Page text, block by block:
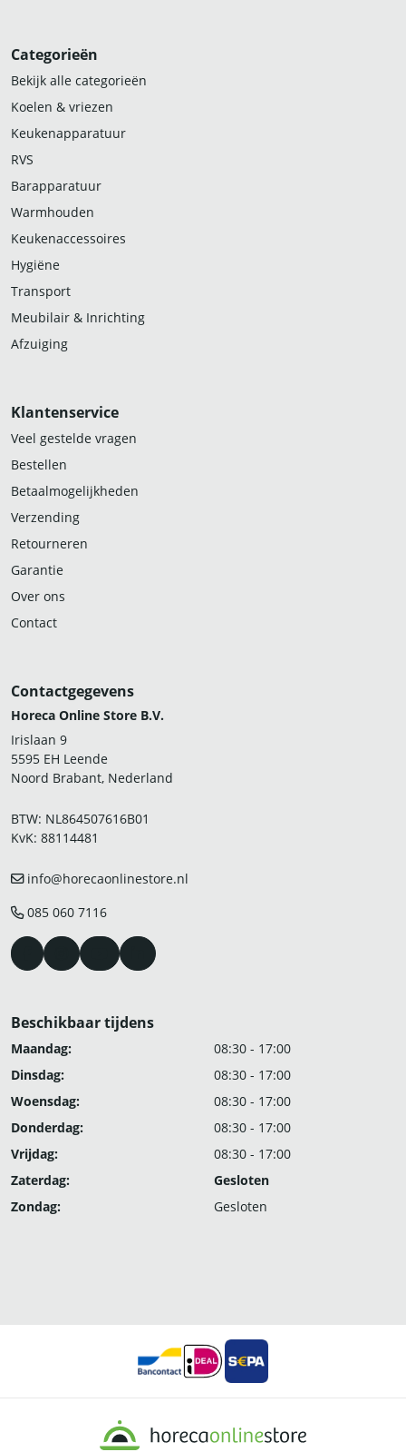
Categorieën
Bekijk alle categorieën
Koelen & vriezen
Keukenapparatuur
RVS
Barapparatuur
Warmhouden
Keukenaccessoires
Hygiëne
Transport
Meubilair & Inrichting
Afzuiging
Klantenservice
Veel gestelde vragen
Bestellen
Betaalmogelijkheden
Verzending
Retourneren
Garantie
Over ons
Contact
Contactgegevens
Horeca Online Store B.V.
Irislaan 9
5595 EH Leende
Noord Brabant, Nederland
BTW: NL864507616B01
KvK: 88114481
info@horecaonlinestore.nl
085 060 7116
Beschikbaar tijdens
Maandag:
08:30 - 17:00
Dinsdag:
08:30 - 17:00
Woensdag:
08:30 - 17:00
Donderdag:
08:30 - 17:00
Vrijdag:
08:30 - 17:00
Zaterdag:
Gesloten
Zondag:
Gesloten